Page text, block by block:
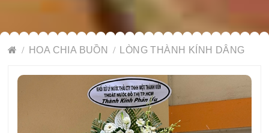
HOA CHIA BUỒN LÒNG THÀNH KÍNH DÂNG